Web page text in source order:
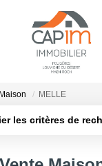
VENTES
Maison MELLE
les critères de